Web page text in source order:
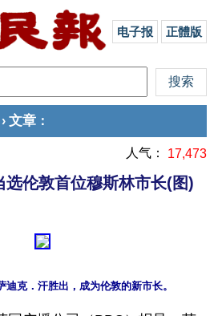
电子报 正體版
› 文章 ：
人气： 17,473
选伦敦首位穆斯林市长(图)